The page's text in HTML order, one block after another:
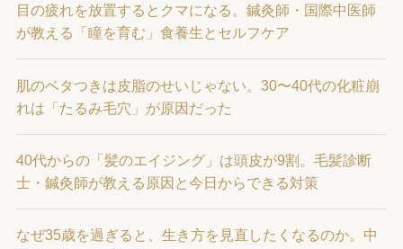
目の疲れを放置するとクマになる。鍼灸師・国際中医師
が教える「瞳を育む」食養生とセルフケア
肌のベタつきは皮脂のせいじゃない。30〜40代の化粧崩
れは「たるみ毛穴」が原因だった
40代からの「髪のエイジング」は頭皮が9割。毛髪診断
士・鍼灸師が教える原因と今日からできる対策
なぜ35歳を過ぎると、生き方を見直したくなるのか。中